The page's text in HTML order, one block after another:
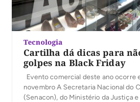
Tecnologia
Cartilha dá dicas para
golpes na Black Friday
Evento comercial deste ano ocorre
novembro A Secretaria Nacional do
(Senacon), do Ministério da Justiça